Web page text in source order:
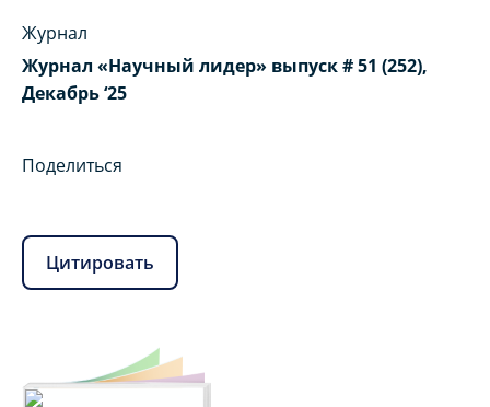
Журнал
Журнал «Научный лидер» выпуск # 51 (252),
Декабрь ‘25
Поделиться
Цитировать